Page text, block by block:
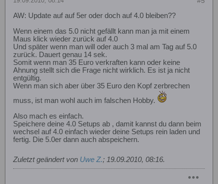
AW: Update auf auf 5er oder doch auf 4.0 bleiben??
Wenn einem das 5.0 nicht gefällt kann man ja mit einem
Maus klick wieder zurück auf 4.0
Und später wenn man will oder auch 3 mal am Tag auf 5.0
zurück. Dauert genau 14 sek.
Somit wenn man 35 Euro verkraften kann oder keine
Ahnung stellt sich die Frage nicht wirklich. Es ist ja nicht
entgültig.
Wenn man sich aber über 35 Euro den Kopf zerbrechen
muss, ist man wohl auch im falschen Hobby.
Also mach es einfach.
Speichere deine 4.0 Setups ab , damit kannst du dann beim
wechsel auf 4.0 einfach wieder deine Setups rein laden und
fertig. Die 5.0er dann auch abspeichern.
Zuletzt geändert von Uwe Z.; 19.09.2010, 08:16.